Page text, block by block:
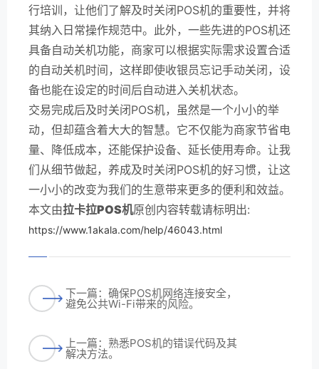
行培训，让他们了解及时关闭POS机的重要性，并将
其纳入日常操作规范中。此外，一些先进的POS机还
具备自动关机功能，商家可以根据实际需求设置合适
的自动关机时间，这样即使收银员忘记手动关闭，设
备也能在设定的时间后自动进入关机状态。
交易完成后及时关闭POS机，虽然是一个小小的举
动，但却蕴含着大大的智慧。它不仅能为商家节省电
量、降低成本，还能保护设备、延长使用寿命。让我
们从细节做起，养成及时关闭POS机的好习惯，让这
一小小的改变为我们的生意带来更多的便利和效益。
本文由拉卡拉POS机原创内容转载请标明出:
https://www.1akala.com/help/46043.html
下一篇：确保POS机网络连接安全，
避免公共Wi-Fi带来的风险。
上一篇：熟悉POS机的错误代码及其
解决方法。